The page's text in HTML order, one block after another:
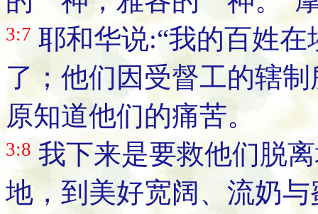
3:7 耶和华说:“我的百姓
了；他们因受督工的辖
原知道他们的痛苦。
3:8 我下来是要救他们脱
地，到美好宽阔、流奶